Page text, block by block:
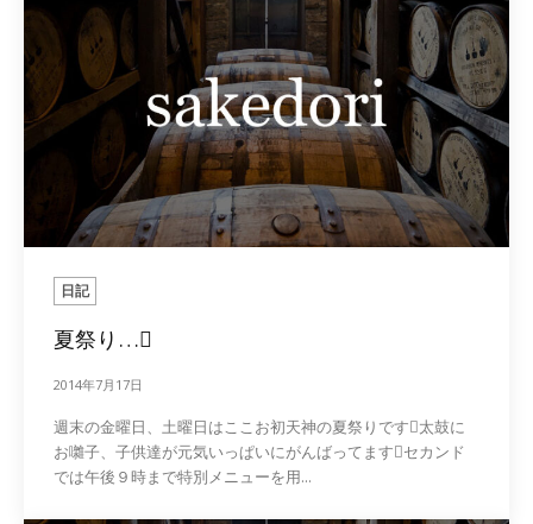
日記
夏祭り…
2014年7月17日
週末の金曜日、土曜日はここお初天神の夏祭りです太鼓に
お囃子、子供達が元気いっぱいにがんばってますセカンド
では午後９時まで特別メニューを用...